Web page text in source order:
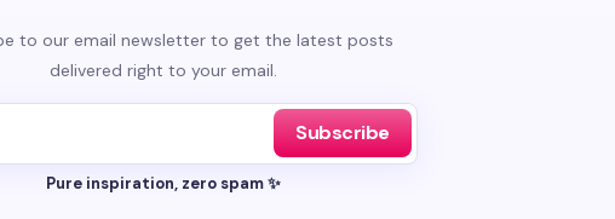
to our email newsletter to get the latest posts
delivered right to your email.
Subscribe
Pure inspiration, zero spam ✨